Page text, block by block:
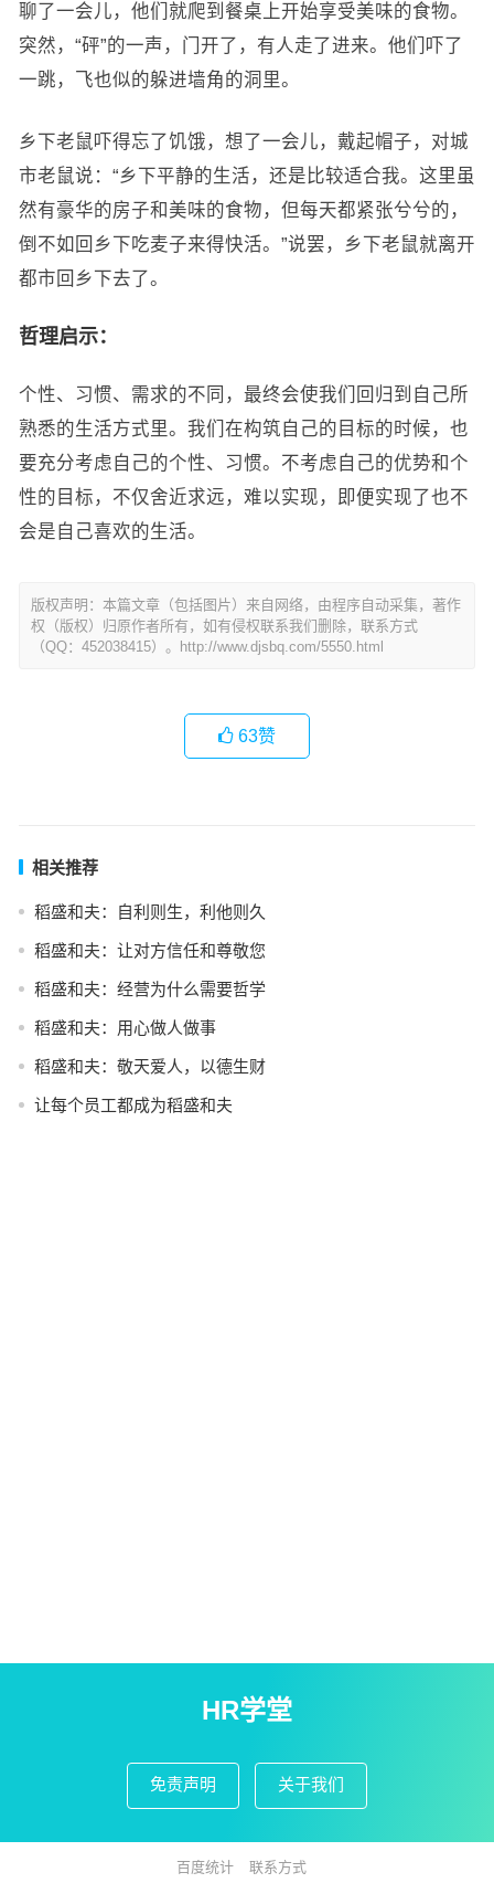
聊了一会儿，他们就爬到餐桌上开始享受美味的食物。
突然，“砰”的一声，门开了，有人走了进来。他们吓了
一跳，飞也似的躲进墙角的洞里。
乡下老鼠吓得忘了饥饿，想了一会儿，戴起帽子，对城
市老鼠说：“乡下平静的生活，还是比较适合我。这里虽
然有豪华的房子和美味的食物，但每天都紧张兮兮的，
倒不如回乡下吃麦子来得快活。”说罢，乡下老鼠就离开
都市回乡下去了。
哲理启示：
个性、习惯、需求的不同，最终会使我们回归到自己所
熟悉的生活方式里。我们在构筑自己的目标的时候，也
要充分考虑自己的个性、习惯。不考虑自己的优势和个
性的目标，不仅舍近求远，难以实现，即便实现了也不
会是自己喜欢的生活。
版权声明：本篇文章（包括图片）来自网络，由程序自动采集，著作
权（版权）归原作者所有，如有侵权联系我们删除，联系方式
（QQ：452038415）。http://www.djsbq.com/5550.html
63赞
相关推荐
稻盛和夫：自利则生，利他则久
稻盛和夫：让对方信任和尊敬您
稻盛和夫：经营为什么需要哲学
稻盛和夫：用心做人做事
稻盛和夫：敬天爱人，以德生财
让每个员工都成为稻盛和夫
HR学堂
免责声明 关于我们
百度统计 联系方式